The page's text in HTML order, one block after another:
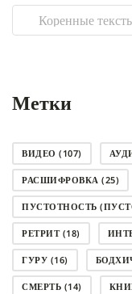
Выбрать
рубрику
Метки
ВИДЕО (107)
РАСШИФРОВКА (25)
ПУСТОТНОСТЬ
РЕТРИТ(18)
ГУРУ (16)
СМЕРТЬ (14)